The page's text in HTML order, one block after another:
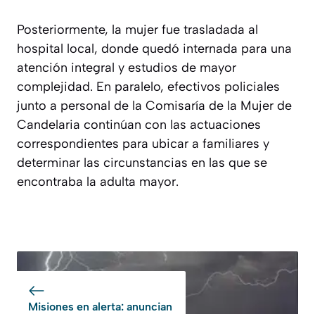
Posteriormente, la mujer fue trasladada al
hospital local, donde quedó internada para una
atención integral y estudios de mayor
complejidad. En paralelo, efectivos policiales
junto a personal de la Comisaría de la Mujer de
Candelaria continúan con las actuaciones
correspondientes para ubicar a familiares y
determinar las circunstancias en las que se
encontraba la adulta mayor.
Misiones en alerta: anuncian